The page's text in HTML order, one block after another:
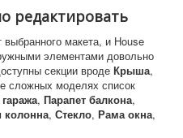
редактировать
макета, и House
элементами довольно
секции вроде Крыша,
сложных моделях список
, Парапет балкона,
колонна, Стекло, Рама окна,